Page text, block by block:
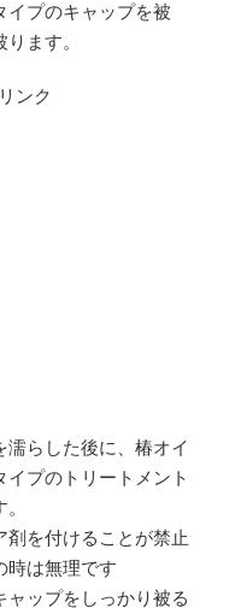
イプのキャップを被
ます。
ンク
濡らした後に、椿オイ
プのトリートメント
剤を付けることが禁止
時は無理です
ャップをしっかり被る